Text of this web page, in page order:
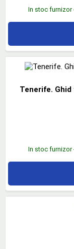
In stoc furnizor
Tenerife.
In stoc furnizor